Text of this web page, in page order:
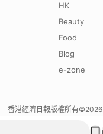
HK
Beauty
Food
Blog
e-zone
香港經濟日報版權所有©2026